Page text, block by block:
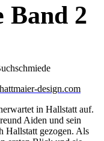
Band 2
design.com
in Hallstatt auf.
Aiden und sein
Hallstatt gezogen. Als